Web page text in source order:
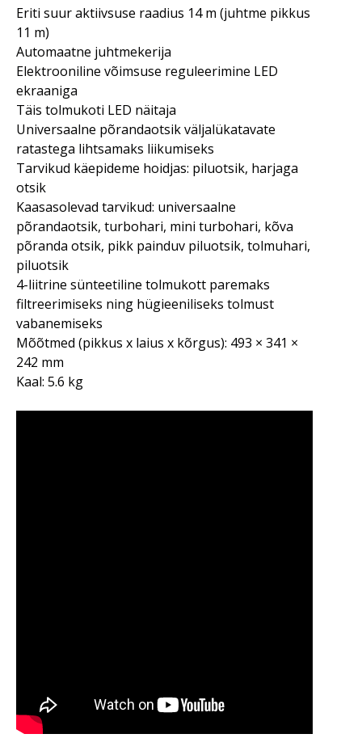
Eriti suur aktiivsuse raadius 14 m (juhtme pikkus
11 m)
Automaatne juhtmekerija
Elektrooniline võimsuse reguleerimine LED
ekraaniga
Täis tolmukoti LED näitaja
Universaalne põrandaotsik väljalükatavate
ratastega lihtsamaks liikumiseks
Tarvikud käepideme hoidjas: piluotsik, harjaga
otsik
Kaasasolevad tarvikud: universaalne
põrandaotsik, turbohari, mini turbohari, kõva
põranda otsik, pikk painduv piluotsik, tolmuhari,
piluotsik
4-liitrine sünteetiline tolmukott paremaks
filtreerimiseks ning hügieeniliseks tolmust
vabanemiseks
Mõõtmed (pikkus x laius x kõrgus): 493 × 341 ×
242 mm
Kaal: 5.6 kg